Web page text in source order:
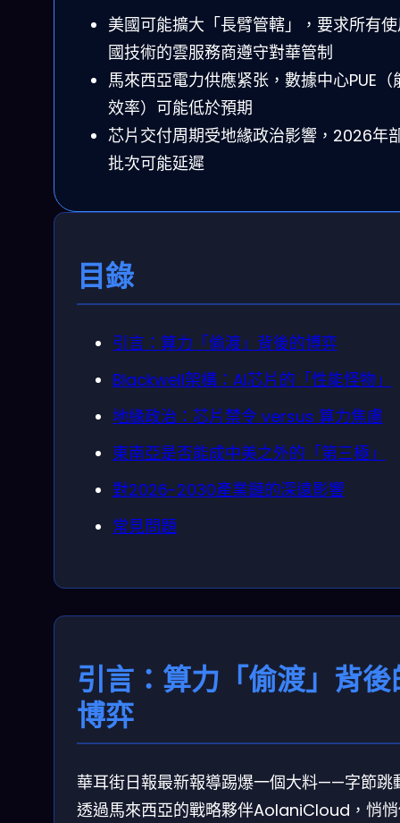
美國可能擴大「長臂管轄」，要求所有
國技術的雲服務商遵守對華管制
馬來西亞電力供應紧张，數據中心PUE（
效率）可能低於預期
芯片交付周期受地緣政治影響，2026年
批次可能延遲
目錄
引言：算力「偷渡」背後的博弈
Blackwell架構：AI芯片的「性能怪物」
地緣政治：芯片禁令 versus 算力焦慮
東南亞是否能成中美之外的「第三極」
對2026-2030產業鏈的深遠影響
常見問題
引言：算力「偷渡」背後
博弈
華耳街日報最新報導踢爆一個大料——字節跳
透過馬來西亞的戰略夥伴AolaniCloud，悄